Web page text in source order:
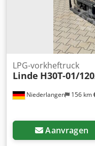
Niederlangen 156 km
LPG-vorkheftruck
Linde H30T-01/
Aanvragen